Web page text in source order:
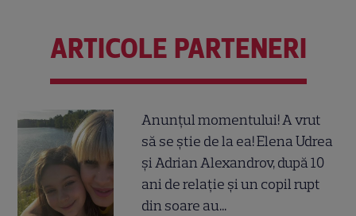
ARTICOLE PARTENERI
Anunțul momentului! A vrut
să se știe de la ea! Elena Udrea
și Adrian Alexandrov, după 10
ani de relație și un copil rupt
din soare au...